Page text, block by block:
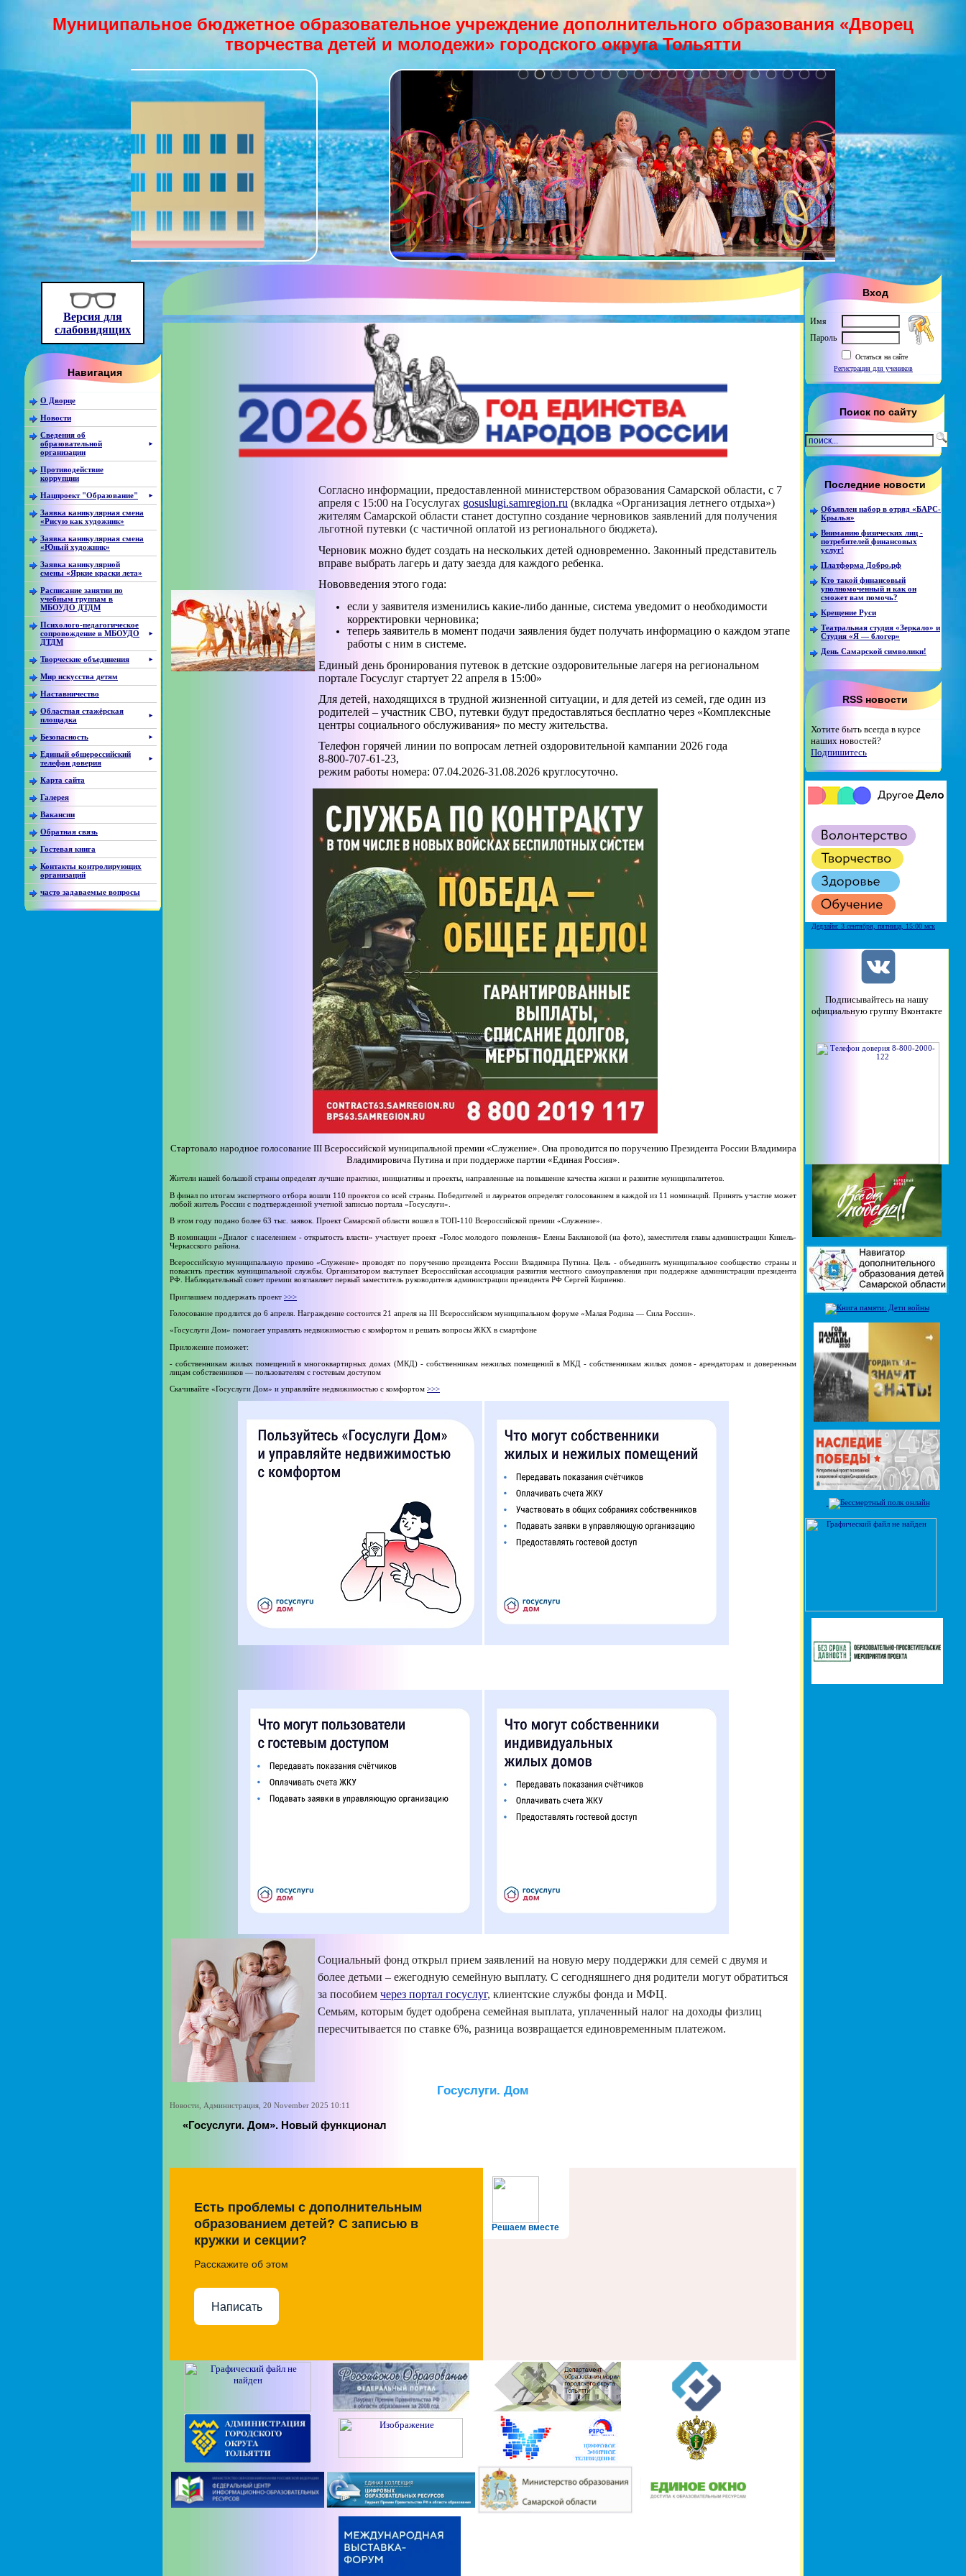
Муниципальное бюджетное образовательное учреждение дополнительного образования «Дворец
творчества детей и молодежи» городского округа Тольятти
Версия для
слабовидящих
Навигация
О Дворце
Новости
Сведения об
образовательной
организации
►
Противодействие
коррупции
Нацпроект "Образование"
►
Заявка каникулярная смена
«Рисую как художник»
Заявка каникулярная смена
«Юный художник»
Заявка каникулярной
смены «Яркие краски лета»
Расписание занятии по
учебным группам в
МБОУДО ДТДМ
Психолого-педагогическое
сопровождение в МБОУДО
ДТДМ
►
Творческие объединения ►
Мир искусства детям
Наставничество
Областная стажёрская
площадка
►
Безопасность ►
Единый общероссийский
телефон доверия
►
Карта сайта
Галерея
Вакансии
Обратная связь
Гостевая книга
Контакты контролирующих
организаций
часто задаваемые вопросы
Согласно информации, предоставленной министерством образования Самарской области, с 7
апреля с 15:00 на Госуслугах gosuslugi.samregion.ru (вкладка «Организация летнего отдыха»)
жителям Самарской области станет доступно создание черновиков заявлений для получения
льготной путевки (с частичной оплатой из регионального бюджета).
Черновик можно будет создать на нескольких детей одновременно. Законный представитель
вправе выбрать лагерь и дату заезда для каждого ребенка.
Нововведения этого года:
если у заявителя изменились какие-либо данные, система уведомит о необходимости
корректировки черновика;
теперь заявитель в момент подачи заявления будет получать информацию о каждом этапе
работы с ним в системе.
Единый день бронирования путевок в детские оздоровительные лагеря на региональном
портале Госуслуг стартует 22 апреля в 15:00»
Для детей, находящихся в трудной жизненной ситуации, и для детей из семей, где один из
родителей – участник СВО, путевки будут предоставляться бесплатно через «Комплексные
центры социального обслуживания» по месту жительства.
Телефон горячей линии по вопросам летней оздоровительной кампании 2026 года
8-800-707-61-23,
режим работы номера: 07.04.2026-31.08.2026 круглосуточно.
Стартовало народное голосование III Всероссийской муниципальной премии «Служение». Она проводится по поручению Президента России Владимира
Владимировича Путина и при поддержке партии «Единая Россия».
Жители нашей большой страны определят лучшие практики, инициативы и проекты, направленные на повышение качества жизни и развитие муниципалитетов.
В финал по итогам экспертного отбора вошли 110 проектов со всей страны. Победителей и лауреатов определят голосованием в каждой из 11 номинаций. Принять участие может
любой житель России с подтвержденной учетной записью портала «Госуслуги».
В этом году подано более 63 тыс. заявок. Проект Самарской области вошел в ТОП-110 Всероссийской премии «Служение».
В номинации «Диалог с населением - открытость власти» участвует проект «Голос молодого поколения» Елены Баклановой (на фото), заместителя главы администрации Кинель-
Черкасского района.
Всероссийскую муниципальную премию «Служение» проводят по поручению президента России Владимира Путина. Цель - объединить муниципальное сообщество страны и
повысить престиж муниципальной службы. Организатором выступает Всероссийская ассоциация развития местного самоуправления при поддержке администрации президента
РФ. Наблюдательный совет премии возглавляет первый заместитель руководителя администрации президента РФ Сергей Кириенко.
Приглашаем поддержать проект >>>
Голосование продлится до 6 апреля. Награждение состоится 21 апреля на III Всероссийском муниципальном форуме «Малая Родина — Сила России».
«Госуслуги Дом» помогает управлять недвижимостью с комфортом и решать вопросы ЖКХ в смартфоне
Приложение поможет:
- собственникам жилых помещений в многоквартирных домах (МКД) - собственникам нежилых помещений в МКД - собственникам жилых домов - арендаторам и доверенным
лицам собственников — пользователям с гостевым доступом
Скачивайте «Госуслуги Дом» и управляйте недвижимостью с комфортом >>>
Социальный фонд открыл прием заявлений на новую меру поддержки для семей с двумя и
более детьми – ежегодную семейную выплату. С сегодняшнего дня родители могут обратиться
за пособием через портал госуслуг, клиентские службы фонда и МФЦ.
Семьям, которым будет одобрена семейная выплата, уплаченный налог на доходы физлиц
пересчитывается по ставке 6%, разница возвращается единовременным платежом.
Госуслуги. Дом
Новости, Администрация, 20 November 2025 10:11
«Госуслуги. Дом». Новый функционал
Решаем вместе
Есть проблемы с дополнительным
образованием детей? С записью в
кружки и секции?
Расскажите об этом
Написать
Вход
Имя
Пароль
Остаться на сайте
Регистрация для учеников
Поиск по сайту
Последние новости
Объявлен набор в отряд «БАРС-
Крылья»
Вниманию физических лиц -
потребителей финансовых
услуг!
Платформа Добро.рф
Кто такой финансовый
уполномоченный и как он
сможет вам помочь?
Крещение Руси
Театральная студия «Зеркало» и
Студия «Я — блогер»
День Самарской символики!
RSS новости
Хотите быть всегда в курсе
наших новостей?
Подпишитесь
Дедлайн: 3 сентября, пятница, 15:00 мск
Подписывайтесь на нашу
официальную группу Вконтакте